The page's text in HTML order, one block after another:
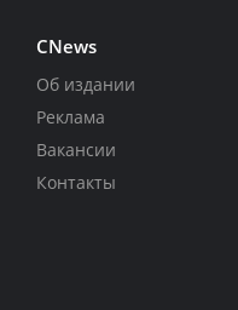
CNews
Об издании
Реклама
Вакансии
Контакты